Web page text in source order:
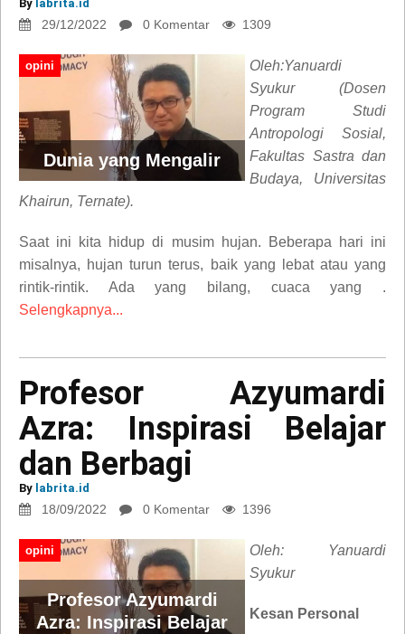
By labrita.id
29/12/2022 0 Komentar 1309
opini
Dunia yang Mengalir
Oleh:Yanuardi
Syukur (Dosen
Program Studi
Antropologi Sosial,
Fakultas Sastra dan
Budaya, Universitas
Khairun, Ternate).
Saat ini kita hidup di musim hujan. Beberapa hari ini
misalnya, hujan turun terus, baik yang lebat atau yang
rintik-rintik. Ada yang bilang, cuaca yang .
Selengkapnya...
Profesor Azyumardi
Azra: Inspirasi Belajar
dan Berbagi
By labrita.id
18/09/2022 0 Komentar 1396
opini
Profesor Azyumardi
Azra: Inspirasi Belajar
Oleh: Yanuardi
Syukur
Kesan Personal